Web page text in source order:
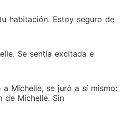
habitación. Estoy seguro de
Se sentía excitada e
Michelle, se juró a sí mismo:
de Michelle. Sin